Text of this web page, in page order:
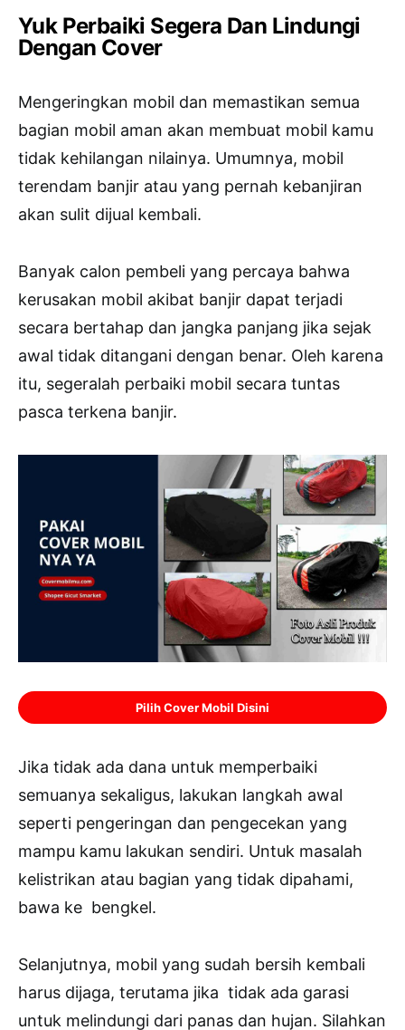
Yuk Perbaiki Segera Dan Lindungi
Dengan Cover
Mengeringkan mobil dan memastikan semua
bagian mobil aman akan membuat mobil kamu
tidak kehilangan nilainya. Umumnya, mobil
terendam banjir atau yang pernah kebanjiran
akan sulit dijual kembali.
Banyak calon pembeli yang percaya bahwa
kerusakan mobil akibat banjir dapat terjadi
secara bertahap dan jangka panjang jika sejak
awal tidak ditangani dengan benar. Oleh karena
itu, segeralah perbaiki mobil secara tuntas
pasca terkena banjir.
Pilih Cover Mobil Disini
Jika tidak ada dana untuk memperbaiki
semuanya sekaligus, lakukan langkah awal
seperti pengeringan dan pengecekan yang
mampu kamu lakukan sendiri. Untuk masalah
kelistrikan atau bagian yang tidak dipahami,
bawa ke bengkel.
Selanjutnya, mobil yang sudah bersih kembali
harus dijaga, terutama jika tidak ada garasi
untuk melindungi dari panas dan hujan. Silahkan